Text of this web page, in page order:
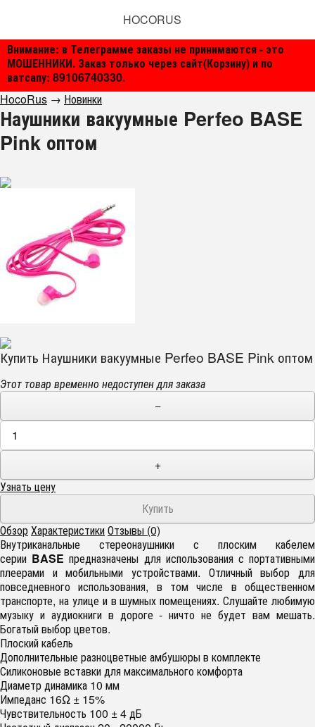
Внимание: в Телеграмме заказы не принимаются - это
МОШЕННИКИ. Заказ только через сайт(Корзину) и по
ватсапу: 89106740330.
HOCORUS
HocoRus → Новинки
Наушники вакуумные Perfeo BASE
Pink оптом
Купить Наушники вакуумные Perfeo BASE Pink оптом
Этот товар временно недоступен для заказа
−
+
Узнать цену
ОбзорХарактеристикиОтзывы (0)
Внутриканальные стереонаушники с плоским кабелем
серии BASE предназначены для использования с портативными
плеерами и мобильными устройствами. Отличный выбор для
повседневного использования, в том числе в общественном
транспорте, на улице и в шумных помещениях. Слушайте любимую
музыку и аудиокниги в дороге - ничто не будет вам мешать.
Богатый выбор цветов.
Плоский кабель
Дополнительные разноцветные амбушюры в комплекте
Силиконовые вставки для максимального комфорта
Диаметр динамика 10 мм
Импеданс 16Ω ± 15%
Чувствительность 100 ± 4 дБ